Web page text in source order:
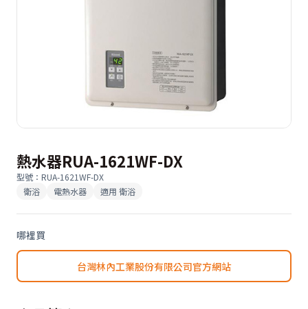
熱水器RUA-1621WF-DX
型號 ： RUA-1621WF-DX
衛浴
電熱水器 適用 衛浴
哪裡買
台灣林內工業股份有限公司官方網站